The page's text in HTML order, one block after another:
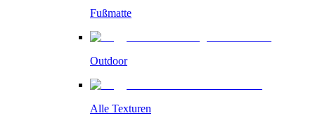
Fußmatte
Outdoor
Alle Texturen